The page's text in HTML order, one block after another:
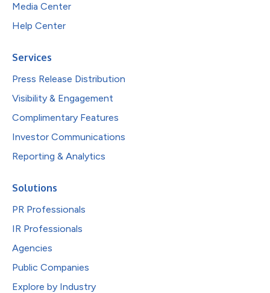
Media Center
Help Center
Services
Press Release Distribution
Visibility & Engagement
Complimentary Features
Investor Communications
Reporting & Analytics
Solutions
PR Professionals
IR Professionals
Agencies
Public Companies
Explore by Industry